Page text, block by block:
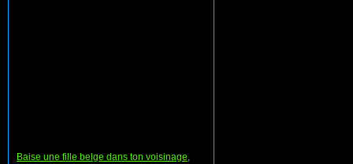
Baise une fille belge dans ton voisinage,